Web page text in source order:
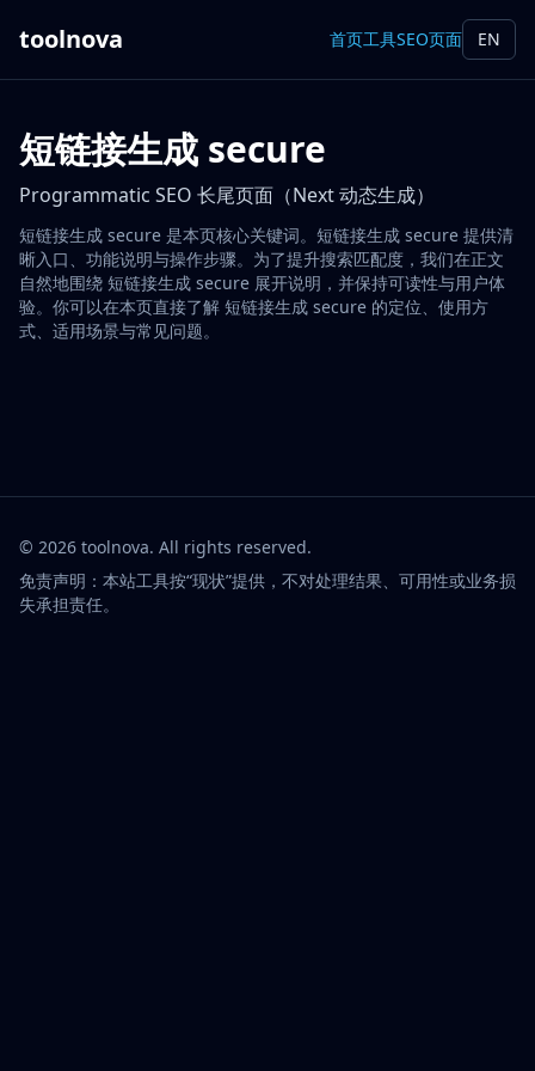
toolnova 首页工具SEO页面 EN
短链接生成 secure
Programmatic SEO 长尾页面（Next 动态生成）
短链接生成 secure 是本页核心关键词。短链接生成 secure 提供清
晰入口、功能说明与操作步骤。为了提升搜索匹配度，我们在正文
自然地围绕 短链接生成 secure 展开说明，并保持可读性与用户体
验。你可以在本页直接了解 短链接生成 secure 的定位、使用方
式、适用场景与常见问题。
© 2026 toolnova. All rights reserved.
免责声明：本站工具按“现状”提供，不对处理结果、可用性或业务损
失承担责任。